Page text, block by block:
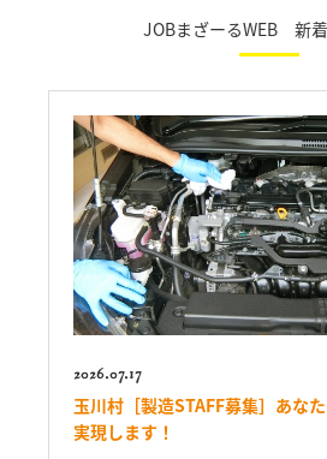
JOBまざーるWEB 新
2026.07.17
玉川村［製造STAFF募集］あな
実現します！